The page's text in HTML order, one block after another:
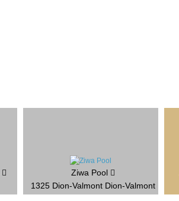
Ziwa Pool
1325 Dion-Valmont Dion-Valmont